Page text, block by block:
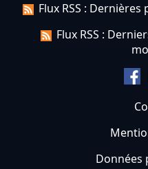
Flux RSS :
Flux RSS :
Données